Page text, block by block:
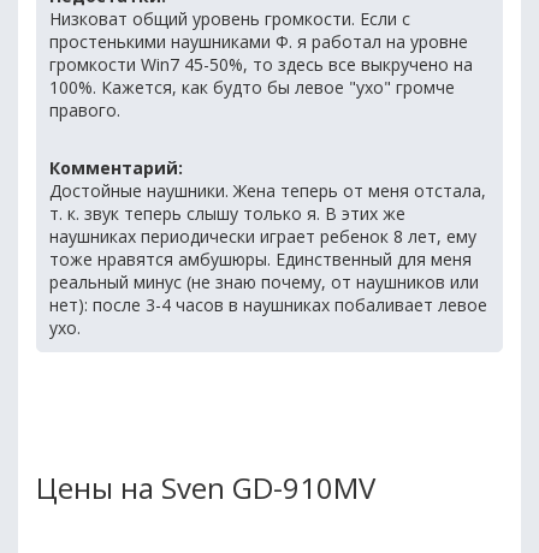
Низковат общий уровень громкости. Если с
простенькими наушниками Ф. я работал на уровне
громкости Win7 45-50%, то здесь все выкручено на
100%. Кажется, как будто бы левое "ухо" громче
правого.
Комментарий:
Достойные наушники. Жена теперь от меня отстала,
т. к. звук теперь слышу только я. В этих же
наушниках периодически играет ребенок 8 лет, ему
тоже нравятся амбушюры. Единственный для меня
реальный минус (не знаю почему, от наушников или
нет): после 3-4 часов в наушниках побаливает левое
ухо.
Цены на Sven GD-910MV